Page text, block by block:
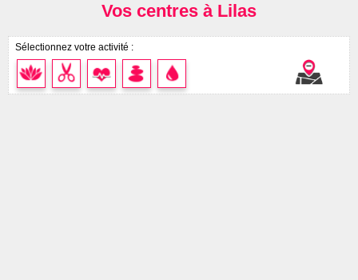
Vos centres à Lilas
Sélectionnez votre activité :